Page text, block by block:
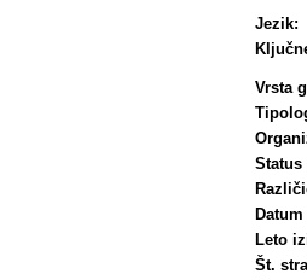
end
basis
Jezik:
Vrsta
Leto
Št.